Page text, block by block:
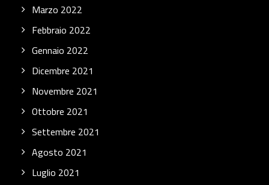
Marzo 2022
Febbraio 2022
Gennaio 2022
Dicembre 2021
Novembre 2021
Ottobre 2021
Settembre 2021
Agosto 2021
Luglio 2021